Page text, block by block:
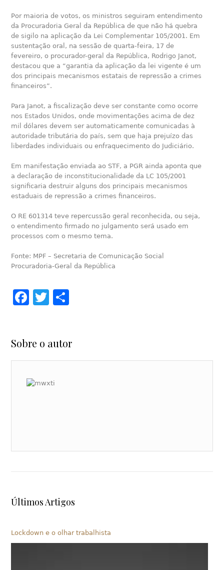
Por maioria de votos, os ministros seguiram entendimento
da Procuradoria Geral da República de que não há quebra
de sigilo na aplicação da Lei Complementar 105/2001. Em
sustentação oral, na sessão de quarta-feira, 17 de
fevereiro, o procurador-geral da República, Rodrigo Janot,
destacou que a “garantia da aplicação da lei vigente é um
dos principais mecanismos estatais de repressão a crimes
financeiros”.
Para Janot, a fiscalização deve ser constante como ocorre
nos Estados Unidos, onde movimentações acima de dez
mil dólares devem ser automaticamente comunicadas à
autoridade tributária do país, sem que haja prejuízo das
liberdades individuais ou enfraquecimento do Judiciário.
Em manifestação enviada ao STF, a PGR ainda aponta que
a declaração de inconstitucionalidade da LC 105/2001
significaria destruir alguns dos principais mecanismos
estaduais de repressão a crimes financeiros.
O RE 601314 teve repercussão geral reconhecida, ou seja,
o entendimento firmado no julgamento será usado em
processos com o mesmo tema.
Fonte: MPF – Secretaria de Comunicação Social
Procuradoria-Geral da República
Facebook
Twitter
Sobre o autor
Últimos Artigos
Lockdown e o olhar trabalhista